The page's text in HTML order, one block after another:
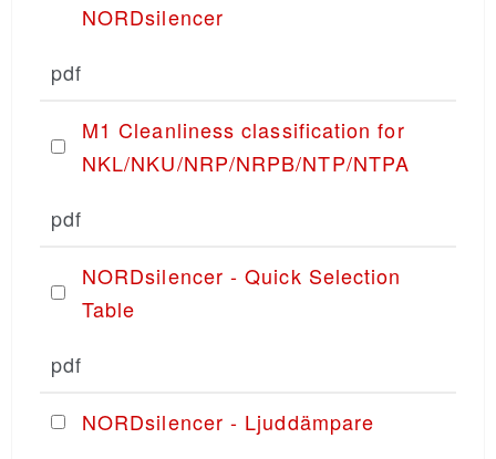
NORDsilencer
pdf
M1 Cleanliness classification for
NKL/NKU/NRP/NRPB/NTP/NTPA
pdf
NORDsilencer - Quick Selection
Table
pdf
NORDsilencer - Ljuddämpare